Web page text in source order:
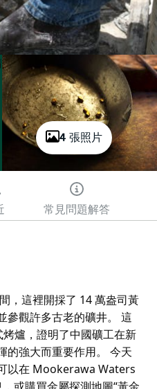
4 張照片
常見問題解答
，這裡開採了 14 萬盎司黃
參觀許多古老的礦井。 這
爐，證明了中國礦工在新
的強大而重要作用。 今天
以在 Mookerawa Waters